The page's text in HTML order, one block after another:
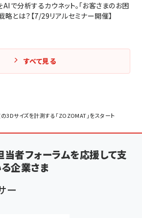
3Dサイズを計測する「ZOZOMAT」をスタート
で分析するカウネット。「お客さまのお困
略とは？【7/29リアルセミナー開催】
すべて見る
当者フォーラムを応援して支
る企業さま
ー